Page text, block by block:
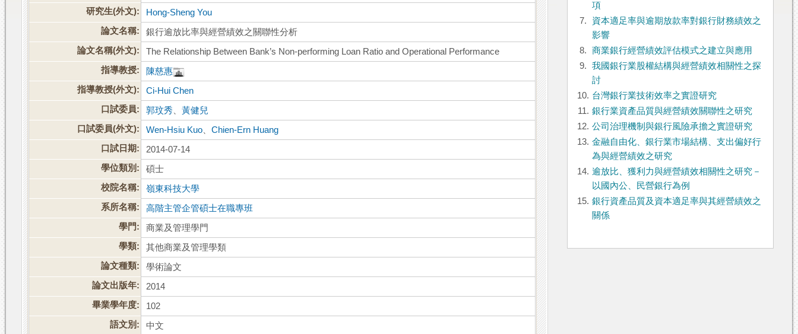
研究生(外文):
Hong-Sheng You
論文名稱:
銀行逾放比率與經營績效之關聯性分析
論文名稱(外文):
The Relationship Between Bank’s Non-performing Loan Ratio and Operational Performance
指導教授:
陳慈惠
指導教授(外文):
Ci-Hui Chen
口試委員:
郭玟秀 、黃健兒
口試委員(外文):
Wen-Hsiu Kuo 、Chien-Ern Huang
口試日期:
2014-07-14
學位類別:
碩士
校院名稱:
嶺東科技大學
系所名稱:
高階主管企管碩士在職專班
學門:
商業及管理學門
學類:
其他商業及管理學類
論文種類:
學術論文
論文出版年:
2014
畢業學年度:
102
語文別:
中文
項
7.
資本適足率與逾期放款率對銀行財務績效之
影響
8.
商業銀行經營績效評估模式之建立與應用
9.
我國銀行業股權結構與經營績效相關性之探
討
10. 台灣銀行業技術效率之實證研究
11. 銀行業資產品質與經營績效關聯性之研究
12. 公司治理機制與銀行風險承擔之實證研究
13. 金融自由化、銀行業市場結構、支出偏好行
為與經營績效之研究
14. 逾放比、獲利力與經營績效相關性之研究－
以國內公、民營銀行為例
15. 銀行資產品質及資本適足率與其經營績效之
關係